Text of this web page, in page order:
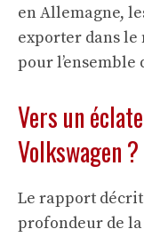
en Allemagne,
exporter dans
pour l’ensemble
Vers un
Volkswagen ?
Le rapport
profondeur de